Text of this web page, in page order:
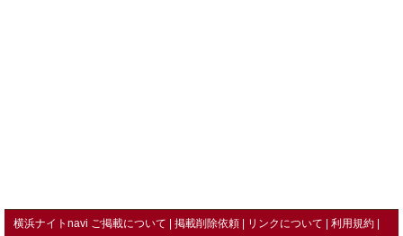
横浜ナイトnavi ご掲載について 掲載削除依頼 リンクについて 利用規約